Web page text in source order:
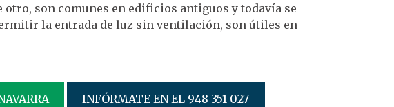
son comunes en edificios antiguos y todavía se
la entrada de luz sin ventilación, son útiles en
INFÓRMATE EN EL 948 351 027